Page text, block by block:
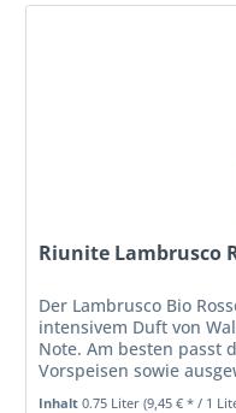
Riunite Lambrusco
Der Lambrusco Bio
intensivem Duft von
Note. Am besten passt
Vorspeisen sowie
Inhalt0.75 Liter(9,45 € * / 1